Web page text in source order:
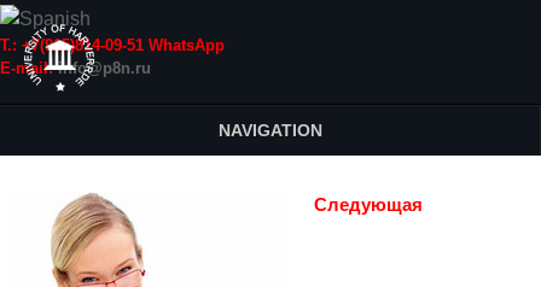
Т.: +7(915)814-09-51 WhatsApp
E-mail:info@p8n.ru
NAVIGATION
Следующая